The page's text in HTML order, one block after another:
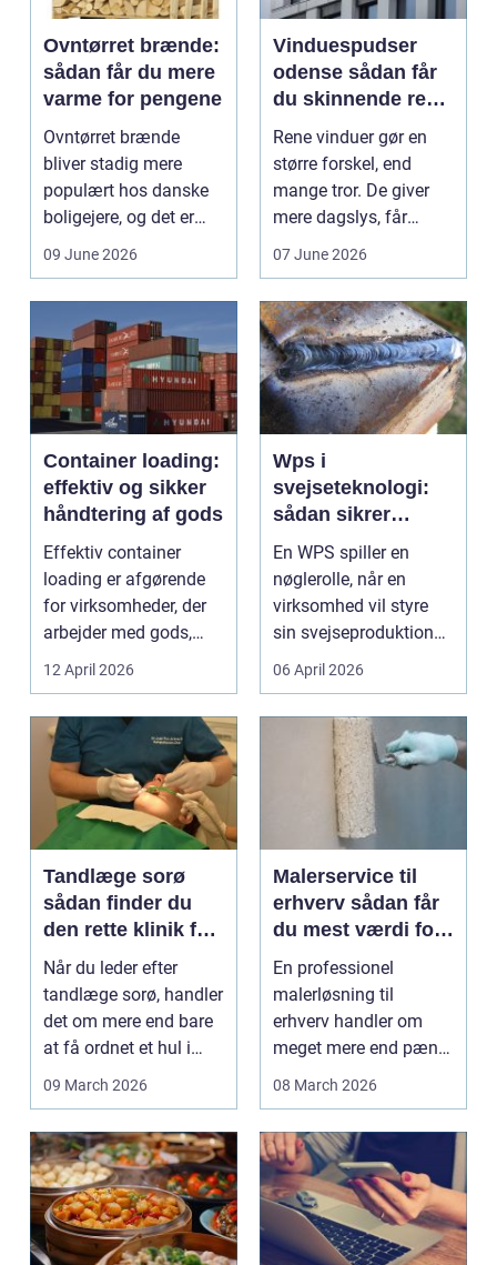
Ovntørret brænde:
sådan får du mere
varme for pengene
Ovntørret brænde
bliver stadig mere
populært hos danske
boligejere, og det er
ikke uden grund. Når
09 June 2026
Vinduespudser
odense sådan får
du skinnende rene
ruder året rundt
Rene vinduer gør en
større forskel, end
mange tror. De giver
mere dagslys, får
boligen eller virksom...
07 June 2026
Container loading:
effektiv og sikker
håndtering af gods
Effektiv container
loading er afgørende
for virksomheder, der
arbejder med gods,
skrot eller ...
12 April 2026
Wps i
svejseteknologi:
sådan sikrer
virksomheder
kvalitet og
sporbarhed
En WPS spiller en
nøglerolle, når en
virksomhed vil styre
sin svejseproduktion
sikkert, ensartet og ...
06 April 2026
Tandlæge sorø
sådan finder du
den rette klinik for
dig
Når du leder efter
tandlæge sorø, handler
det om mere end bare
at få ordnet et hul i
tanden. For man...
09 March 2026
Malerservice til
erhverv sådan får
du mest værdi for
pengene
En professionel
malerløsning til
erhverv handler om
meget mere end pæne
vægge. Malerarbejde
08 March 2026